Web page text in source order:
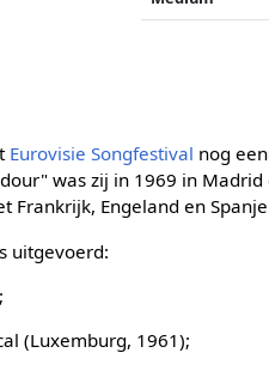
Eurovisie Songfestival nog
was zij in 1969 in
Frankrijk, Engeland en
uitgevoerd:
(Luxemburg, 1961);